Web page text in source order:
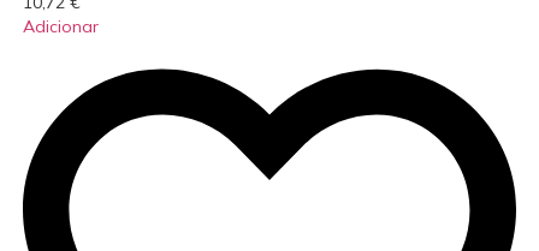
Adicionar